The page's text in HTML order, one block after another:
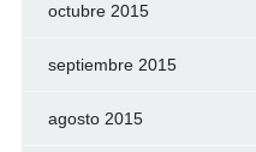
octubre 2015
septiembre 2015
agosto 2015